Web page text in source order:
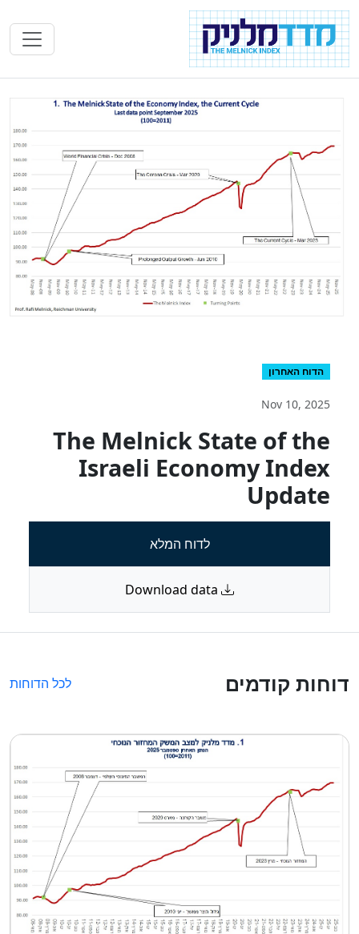
הדוח האחרון
Nov 10, 2025
The Melnick State of the
Israeli Economy Index
Update
לדוח המלא
דוחות קודמים לכל הדוחות